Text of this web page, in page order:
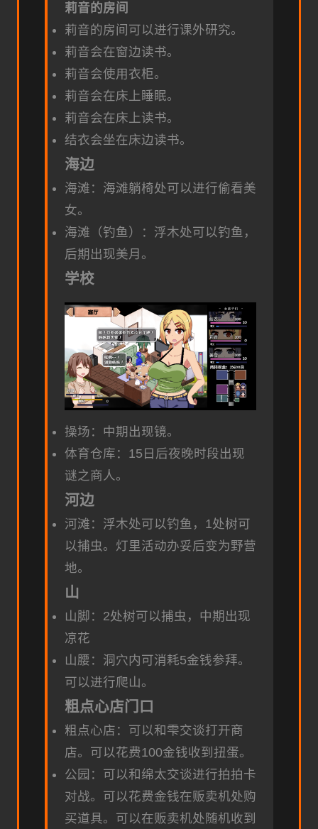
莉音的房间
莉音的房间可以进行课外研究。
莉音会在窗边读书。
莉音会使用衣柜。
莉音会在床上睡眠。
莉音会在床上读书。
结衣会坐在床边读书。
海边
海滩：海滩躺椅处可以进行偷看美
女。
海滩（钓鱼）：浮木处可以钓鱼，
后期出现美月。
学校
操场：中期出现镜。
体育仓库：15日后夜晚时段出现
谜之商人。
河边
河滩：浮木处可以钓鱼，1处树可
以捕虫。灯里活动办妥后变为野营
地。
山
山脚：2处树可以捕虫，中期出现
凉花
山腰：洞穴内可消耗5金钱参拜。
可以进行爬山。
粗点心店门口
粗点心店：可以和雫交谈打开商
店。可以花费100金钱收到扭蛋。
公园：可以和绵太交谈进行拍拍卡
对战。可以花费金钱在贩卖机处购
买道具。可以在贩卖机处随机收到